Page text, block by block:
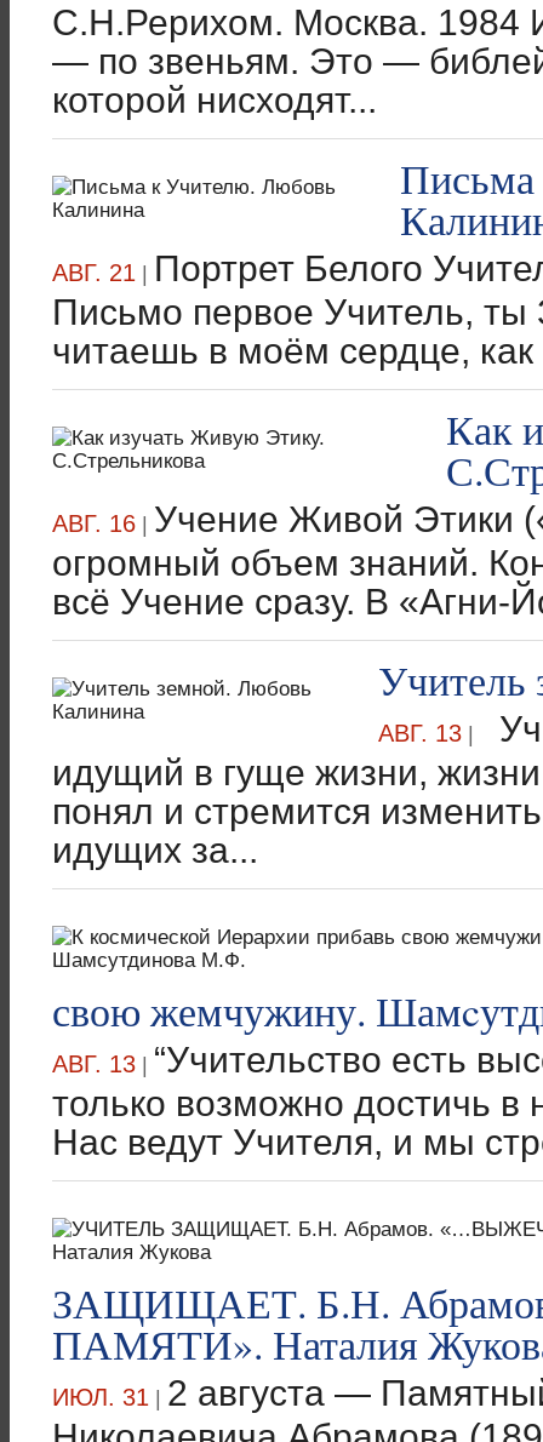
С.Н.Рерихом. Москва. 1984
— по звеньям. Это —
которой нисходят...
АВГ. 21 | Портрет Белого
Письмо первое Учитель,
читаешь в моём сердце,
Как
АВГ. 16 | Учение Живой Этики
огромный объем знаний.
всё Учение сразу. В «Агни-
Учитель
АВГ. 13 |
идущий в гуще жизни,
понял и стремится
идущих за...
свою жемчужину.
АВГ. 13 | “Учительство есть
только возможно достичь
Нас ведут Учителя, и мы
ЗАЩИЩАЕТ. Б.Н.
ПАМЯТИ». Наталия
ИЮЛ. 31 | 2 августа —